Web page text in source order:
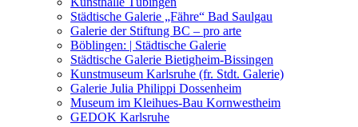
Städtische Galerie „Fähre“ Bad Saulgau
Galerie der Stiftung BC – pro arte
Böblingen: | Städtische Galerie
Städtische Galerie Bietigheim-Bissingen
Kunstmuseum Karlsruhe (fr. Stdt. Galerie)
Galerie Julia Philippi Dossenheim
Museum im Kleihues-Bau Kornwestheim
GEDOK Karlsruhe